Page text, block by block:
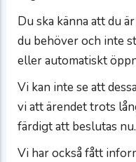
Du ska känna att du
du behöver och inte
eller automatiskt
Vi kan inte se att
vi att ärendet trots
färdigt att beslutas nu.
Vi har också fått